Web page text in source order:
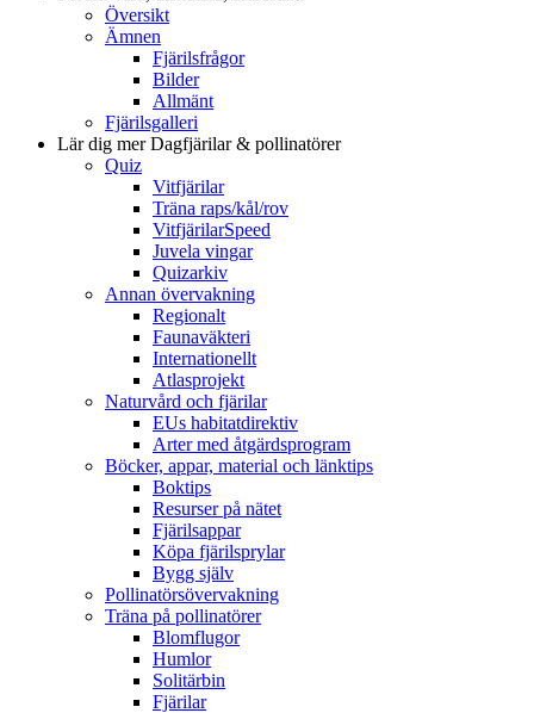
Översikt
Ämnen
Fjärilsfrågor
Bilder
Allmänt
Fjärilsgalleri
Lär dig merDagfjärilar & pollinatörer
Quiz
Vitfjärilar
Träna raps/kål/rov
VitfjärilarSpeed
Juvela vingar
Quizarkiv
Annan övervakning
Regionalt
Faunaväkteri
Internationellt
Atlasprojekt
Naturvård och fjärilar
EUs habitatdirektiv
Arter med åtgärdsprogram
Böcker, appar, material och länktips
Boktips
Resurser på nätet
Fjärilsappar
Köpa fjärilsprylar
Bygg själv
Pollinatörsövervakning
Träna på pollinatörer
Blomflugor
Humlor
Solitärbin
Fjärilar